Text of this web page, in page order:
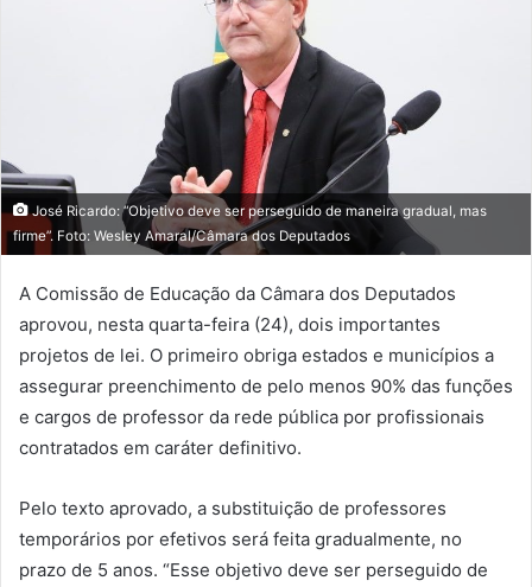
José Ricardo: “Objetivo deve ser perseguido de maneira gradual, mas
firme”. Foto: Wesley Amaral/Câmara dos Deputados
A Comissão de Educação da Câmara dos Deputados
aprovou, nesta quarta-feira (24), dois importantes
projetos de lei. O primeiro obriga estados e municípios a
assegurar preenchimento de pelo menos 90% das funções
e cargos de professor da rede pública por profissionais
contratados em caráter definitivo.
Pelo texto aprovado, a substituição de professores
temporários por efetivos será feita gradualmente, no
prazo de 5 anos. “Esse objetivo deve ser perseguido de